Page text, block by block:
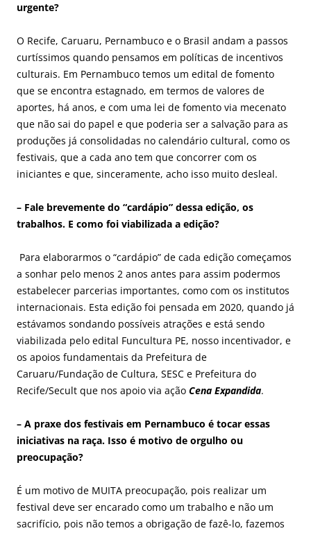
urgente?
O Recife, Caruaru, Pernambuco e o Brasil andam a passos
curtíssimos quando pensamos em políticas de incentivos
culturais. Em Pernambuco temos um edital de fomento
que se encontra estagnado, em termos de valores de
aportes, há anos, e com uma lei de fomento via mecenato
que não sai do papel e que poderia ser a salvação para as
produções já consolidadas no calendário cultural, como os
festivais, que a cada ano tem que concorrer com os
iniciantes e que, sinceramente, acho isso muito desleal.
– Fale brevemente do “cardápio” dessa edição, os
trabalhos. E como foi viabilizada a edição?
Para elaborarmos o “cardápio” de cada edição começamos
a sonhar pelo menos 2 anos antes para assim podermos
estabelecer parcerias importantes, como com os institutos
internacionais. Esta edição foi pensada em 2020, quando já
estávamos sondando possíveis atrações e está sendo
viabilizada pelo edital Funcultura PE, nosso incentivador, e
os apoios fundamentais da Prefeitura de
Caruaru/Fundação de Cultura, SESC e Prefeitura do
Recife/Secult que nos apoio via ação Cena Expandida.
– A praxe dos festivais em Pernambuco é tocar essas
iniciativas na raça. Isso é motivo de orgulho ou
preocupação?
É um motivo de MUITA preocupação, pois realizar um
festival deve ser encarado como um trabalho e não um
sacrifício, pois não temos a obrigação de fazê-lo, fazemos